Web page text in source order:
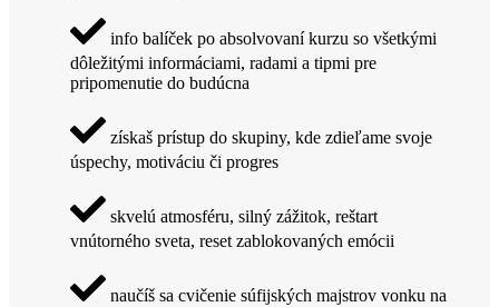
info balíček po absolvovaní kurzu so všetkými
dôležitými informáciami, radami a tipmi pre
pripomenutie do budúcna
získaš prístup do skupiny, kde zdieľame svoje
úspechy, motiváciu či progres
skvelú atmosféru, silný zážitok, reštart
vnútorného sveta, reset zablokovaných emócii
naučíš sa cvičenie súfijských majstrov vonku na